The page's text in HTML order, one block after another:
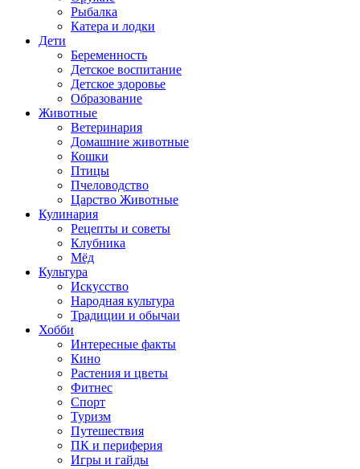
Рыбалка
Катера и лодки
Дети
Беременность
Детское воспитание
Детское здоровье
Образование
Животные
Ветеринария
Домашние животные
Кошки
Птицы
Пчеловодство
Царство Животные
Кулинария
Рецепты и советы
Клубника
Мёд
Культура
Искусство
Народная культура
Традиции и обычаи
Хобби
Интересные факты
Кино
Растения и цветы
Фитнес
Спорт
Туризм
Путешествия
ПК и периферия
Игры и гайды